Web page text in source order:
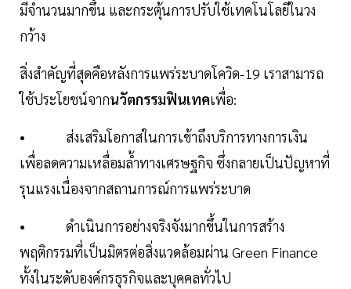
มีจำนวนมากขึ้น และกระตุ้นการปรับใช้เทคโนโลยีในวง
กว้าง
สิ่งสำคัญที่สุดคือหลังการแพร่ระบาดโควิด-19 เราสามารถ
ใช้ประโยชน์จากนวัตกรรมฟินเทคเพื่อ:
• ส่งเสริมโอกาสในการเข้าถึงบริการทางการเงิน
เพื่อลดความเหลื่อมล้ำทางเศรษฐกิจ ซึ่งกลายเป็นปัญหาที่
รุนแรงเนื่องจากสถานการณ์การแพร่ระบาด
• ดำเนินการอย่างจริงจังมากขึ้นในการสร้าง
พฤติกรรมที่เป็นมิตรต่อสิ่งแวดล้อมผ่าน Green Finance
ทั้งในระดับองค์กรธุรกิจและบุคคลทั่วไป